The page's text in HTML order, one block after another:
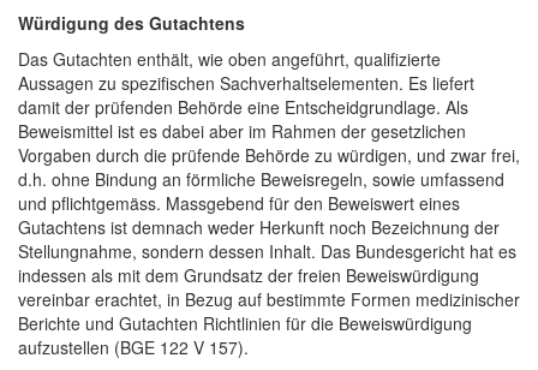
Würdigung des Gutachtens
Das Gutachten enthält, wie oben angeführt, qualifizierte
Aussagen zu spezifischen Sachverhaltselementen. Es liefert
damit der prüfenden Behörde eine Entscheidgrundlage. Als
Beweismittel ist es dabei aber im Rahmen der gesetzlichen
Vorgaben durch die prüfende Behörde zu würdigen, und zwar frei,
d.h. ohne Bindung an förmliche Beweisregeln, sowie umfassend
und pflichtgemäss. Massgebend für den Beweiswert eines
Gutachtens ist demnach weder Herkunft noch Bezeichnung der
Stellungnahme, sondern dessen Inhalt. Das Bundesgericht hat es
indessen als mit dem Grundsatz der freien Beweiswürdigung
vereinbar erachtet, in Bezug auf bestimmte Formen medizinischer
Berichte und Gutachten Richtlinien für die Beweiswürdigung
aufzustellen (BGE 122 V 157).